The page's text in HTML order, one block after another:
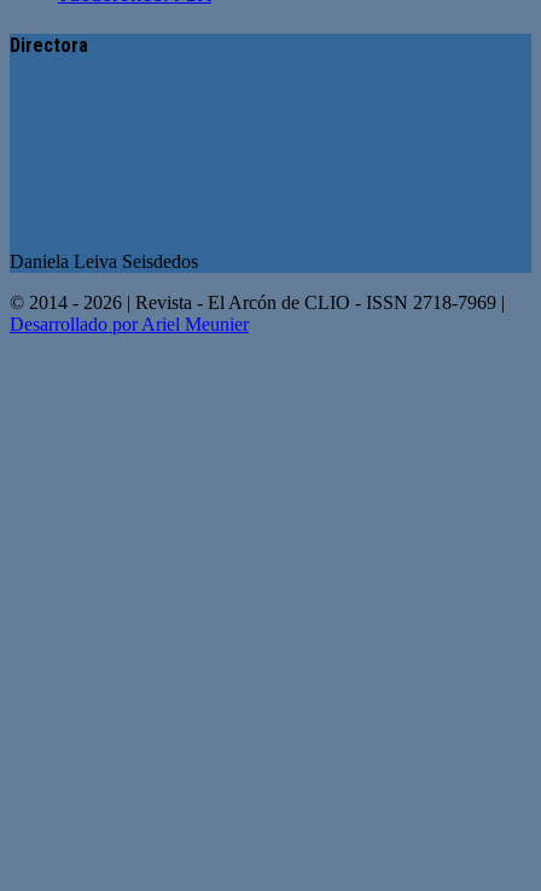
Directora
Daniela Leiva Seisdedos
© 2014 - 2026 | Revista - El Arcón de CLIO - ISSN 2718-7969 |
Desarrollado por Ariel Meunier